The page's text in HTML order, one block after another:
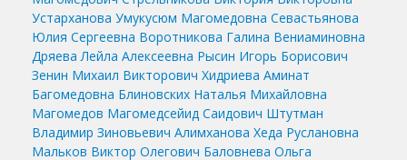
Устарханова Умукусюм Магомедовна Севастьянова
Юлия Сергеевна Воротникова Галина Вениаминовна
Дряева Лейла Алексеевна Рысин Игорь Борисович
Зенин Михаил Викторович Хидриева Аминат
Багомедовна Блиновских Наталья Михайловна
Магомедов Магомедсейид Саидович Штутман
Владимир Зиновьевич Алимханова Хеда Руслановна
Мальков Виктор Олегович Баловнева Ольга